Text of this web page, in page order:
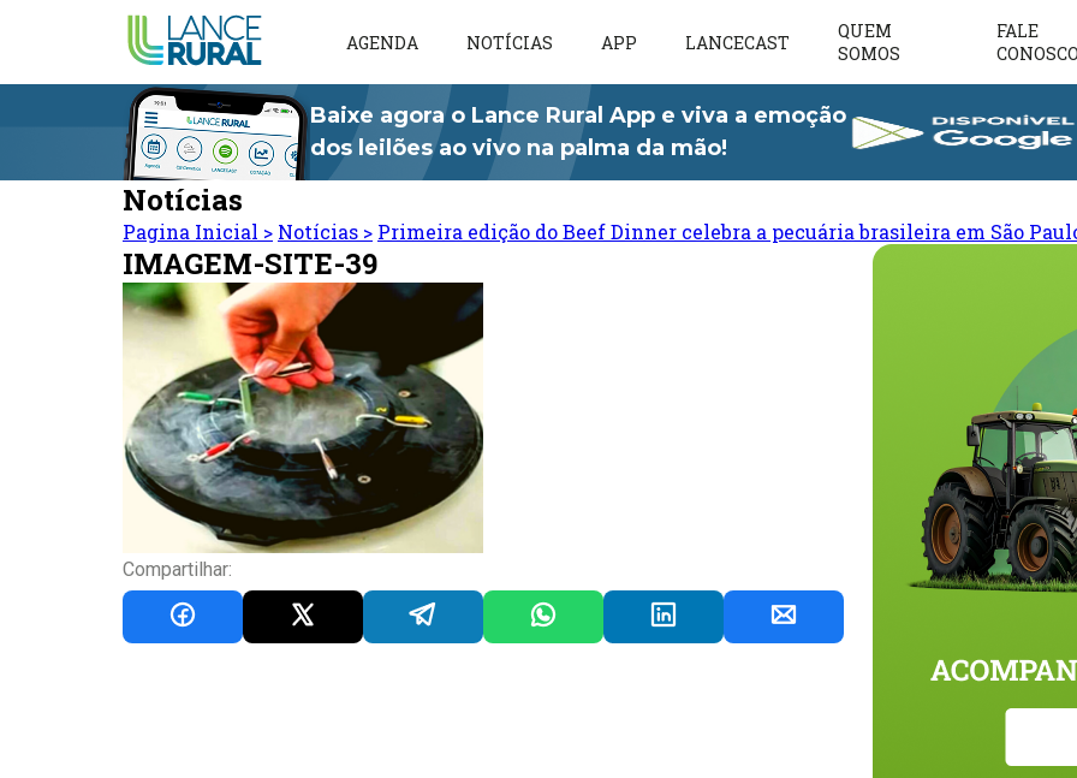
AGENDA NOTÍCIAS APP LANCECAST
QUEM
SOMOS
FALE
CONOSCO
Baixe agora o Lance Rural App e viva a emoção
dos leilões ao vivo na palma da mão!
Notícias
Pagina Inicial > Notícias > Primeira edição do Beef Dinner celebra a pecuária brasileira em São
IMAGEM-SITE-39
Compartilhar: